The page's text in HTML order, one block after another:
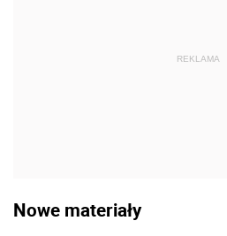
REKLAMA
Nowe materiały